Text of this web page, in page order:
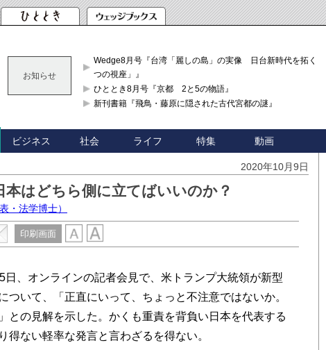
お知らせ
Wedge8月号『台湾「麗しの島」の実像 日台新時代を拓く「3
つの視座」』
ひととき8月号『京都 2と5の物語』
新刊書籍『飛鳥・藤原に隠された古代宮都の謎』
ビジネス 社会 ライフ 特集 動画
2020年10月9日
はどちら側に立てばいいのか？
・法学博士）
印刷画面
、オンラインの記者会見で、米トランプ大統領が新型
ついて、「正直にいって、ちょっと不注意ではないか。
との見解を示した。かくも重責を背負い日本を代表する
得ない軽率な発言と言わざるを得ない。